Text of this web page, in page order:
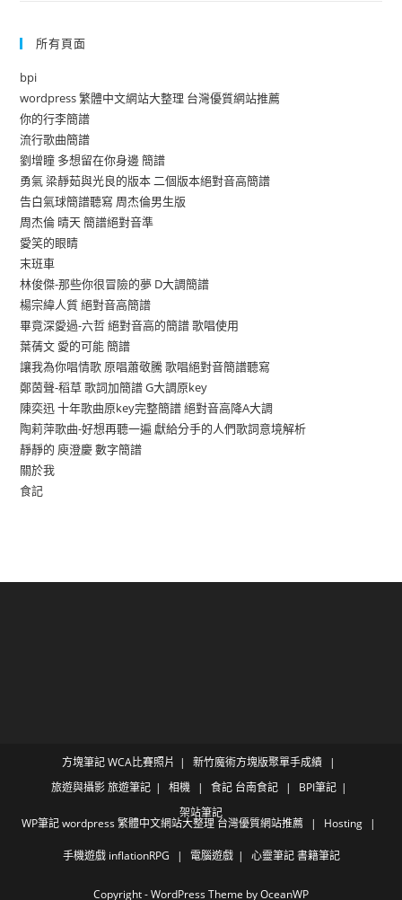
所有頁面
bpi
wordpress 繁體中文網站大整理 台灣優質網站推薦
你的行李簡譜
流行歌曲簡譜
劉增瞳 多想留在你身邊 簡譜
勇氣 梁靜茹與光良的版本 二個版本絕對音高簡譜
告白氣球簡譜聽寫 周杰倫男生版
周杰倫 晴天 簡譜絕對音準
愛笑的眼睛
末班車
林俊傑-那些你很冒險的夢 D大調簡譜
楊宗緯人質 絕對音高簡譜
畢竟深愛過-六哲 絕對音高的簡譜 歌唱使用
葉蒨文 愛的可能 簡譜
讓我為你唱情歌 原唱蕭敬騰 歌唱絕對音簡譜聽寫
鄭茵聲-稻草 歌詞加簡譜 G大調原key
陳奕迅 十年歌曲原key完整簡譜 絕對音高降A大調
陶莉萍歌曲-好想再聽一遍 獻給分手的人們歌詞意境解析
靜靜的 庾澄慶 數字簡譜
關於我
食記
方塊筆記WCA比賽照片
新竹魔術方塊版聚單手成績
旅遊與攝影 旅遊筆記 相機 食記 台南食記
BPI筆記
架站筆記
WP筆記wordpress 繁體中文網站大整理 台灣優質網站推薦 Hosting
手機遊戲 inflationRPG 電腦遊戲 心靈筆記 書籍筆記
Copyright - WordPress Theme by OceanWP